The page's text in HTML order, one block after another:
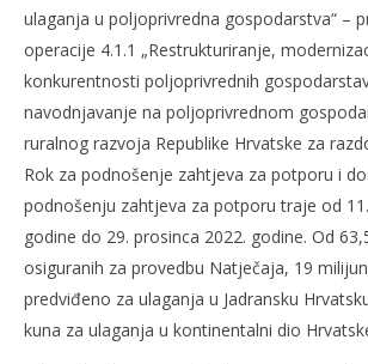
ulaganja u poljoprivredna gospodarstva“ –
operacije 4.1.1 „Restrukturiranje,
konkurentnosti poljoprivrednih
navodnjavanje na poljoprivrednom
ruralnog razvoja Republike Hrvatske za
Rok za podnošenje zahtjeva za potporu i
podnošenju zahtjeva za potporu traje od
godine do 29. prosinca 2022. godine. Od
osiguranih za provedbu Natječaja, 19
predviđeno za ulaganja u Jadransku
kuna za ulaganja u kontinentalni dio